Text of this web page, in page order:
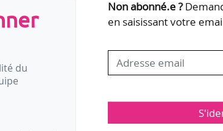
du
Non abonné.e ?
en saisissant votre